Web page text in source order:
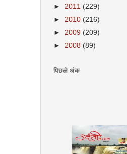
► 2011 (229)
► 2010 (216)
► 2009 (209)
► 2008 (89)
पिछले अंक